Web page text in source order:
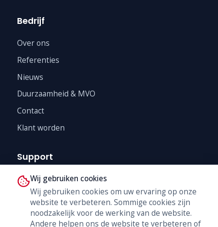
Bedrijf
Over ons
Referenties
Nieuws
Duurzaamheid & MVO
Contact
Klant worden
Support
Technische Dienst
Trainingen
B2B Shop
Wij gebruiken cookies
Wij gebruiken cookies om uw ervaring op onze
website te verbeteren. Sommige cookies zijn
noodzakelijk voor de werking van de website.
Andere helpen ons de website te verbeteren of